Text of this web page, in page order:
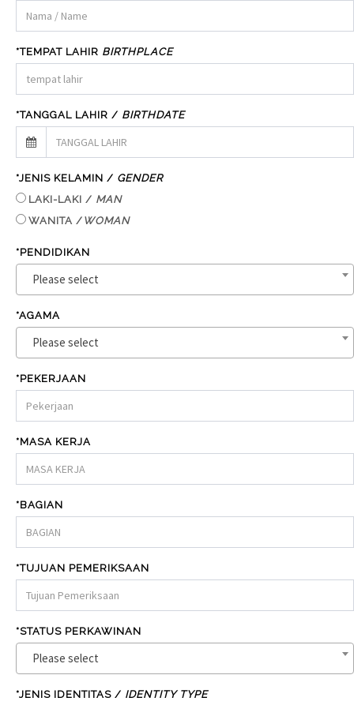
*TEMPAT LAHIR BIRTHPLACE
*TANGGAL LAHIR / BIRTHDATE
*JENIS KELAMIN / GENDER
LAKI-LAKI / MAN
WANITA / WOMAN
*PENDIDIKAN
Please select
*AGAMA
Please select
*PEKERJAAN
*MASA KERJA
*BAGIAN
*TUJUAN PEMERIKSAAN
*STATUS PERKAWINAN
Please select
*JENIS IDENTITAS / IDENTITY TYPE